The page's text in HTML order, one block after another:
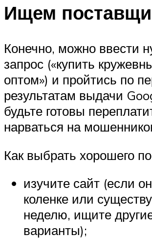
Ищем
Конечно, можно ввести
запрос («купить
оптом») и пройтись по
результатам выдачи
будьте готовы
нарваться на
Как выбрать хорошего
изучите сайт (если
коленке или
неделю, ищите
варианты);